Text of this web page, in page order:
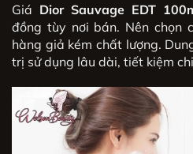
Giá Dior Sauvage EDT
đồng tùy nơi bán. Nên chọn
hàng giả kém chất lượng.
trị sử dụng lâu dài, tiết kiệm